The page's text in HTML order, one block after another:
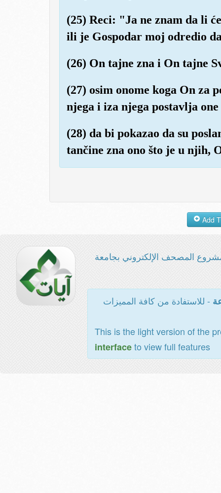
(25) Reci: "Ja ne znam da li
ili je Gospodar moj odredio
(26) On tajne zna i On tajne
(27) osim onome koga On za
njega i iza njega postavlja
(28) da bi pokazao da su
tančine zna ono što je u njih,
المصحف الإلكتروني بجامعة
- للاستفادة من كافة المميزات
This is the light version of the
interfaceto view full features